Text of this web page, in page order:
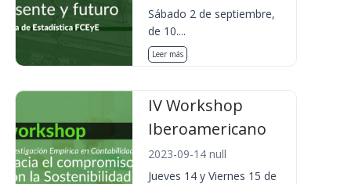
Sábado 2 de septiembre,
de 10....
Leer más
IV Workshop
Iberoamericano
2023-09-14 null
Jueves 14 y Viernes 15 de